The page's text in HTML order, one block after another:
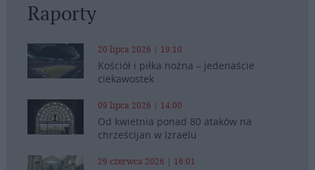
Raporty
20 lipca 2026 | 19:10
Kościół i piłka nożna – jedenaście
ciekawostek
09 lipca 2026 | 14:00
Od kwietnia ponad 80 ataków na
chrześcijan w Izraelu
29 czerwca 2026 | 16:01